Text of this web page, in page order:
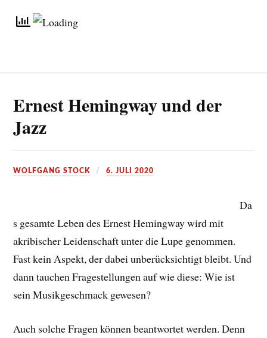
Ernest Hemingway und der
Jazz
WOLFGANG STOCK 6. JULI 2020
Da
s gesamte Leben des Ernest Hemingway wird mit
akribischer Leidenschaft unter die Lupe genommen.
Fast kein Aspekt, der dabei unberücksichtigt bleibt. Und
dann tauchen Fragestellungen auf wie diese: Wie ist
sein Musikgeschmack gewesen?
Auch solche Fragen können beantwortet werden. Denn